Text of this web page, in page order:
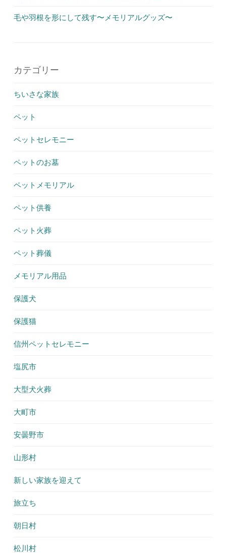
毛や羽根を形にして残す〜メモリアルグッズ〜
カテゴリー
ちいさな家族
ペット
ペットセレモニー
ペットのお墓
ペットメモリアル
ペット供養
ペット火葬
ペット葬儀
メモリアル用品
保護犬
保護猫
信州ペットセレモニー
塩尻市
大型犬火葬
大町市
安曇野市
山形村
新しい家族を迎えて
旅立ち
朝日村
松川村